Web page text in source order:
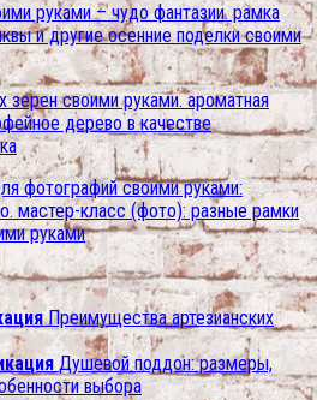
руками – чудо фантазии. рамка
и другие осенние поделки своими
зерен своими руками. ароматная
дерево в качестве
фотографий своими руками:
мастер-класс (фото): разные рамки
руками
Преимущества артезианских
Душевой поддон: размеры,
выбора